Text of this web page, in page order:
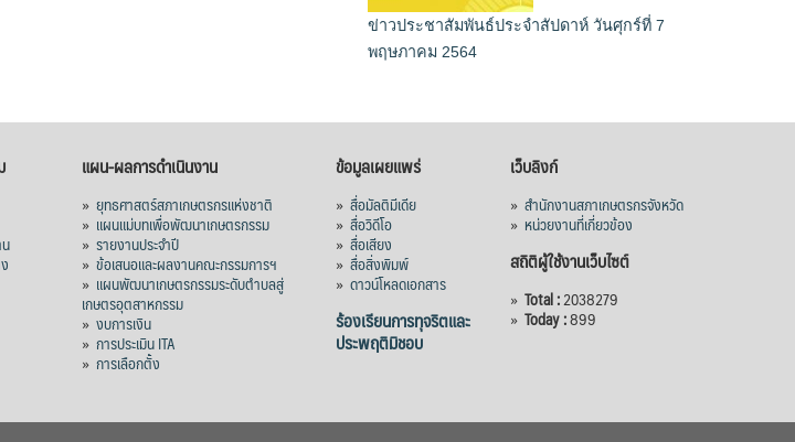
ข่าวประชาสัมพันธ์ประจำสัปดาห์ วันศุกร์ที่ 7
พฤษภาคม 2564
แผน-ผลการดำเนินงาน
» ยุทธศาสตร์สภาเกษตรกรแห่งชาติ
» แผนแม่บทเพื่อพัฒนาเกษตรกรรม
» รายงานประจำปี
» ข้อเสนอและผลงานคณะกรรมการฯ
» แผนพัฒนาเกษตรกรรมระดับตำบลสู่
เกษตรอุตสาหกรรม
» งบการเงิน
» การประเมิน ITA
» การเลือกตั้ง
ข้อมูลเผยแพร่
» สื่อมัลติมีเดีย
» สื่อวิดีโอ
» สื่อเสียง
» สื่อสิ่งพิมพ์
» ดาวน์โหลดเอกสาร
ร้องเรียนการทุจริตและ
ประพฤติมิชอบ
เว็บลิงก์
» สำนักงานสภาเกษตรกรจังหวัด
» หน่วยงานที่เกี่ยวข้อง
สถิติผู้ใช้งานเว็บไซต์
» Total :2038279
» Today :899